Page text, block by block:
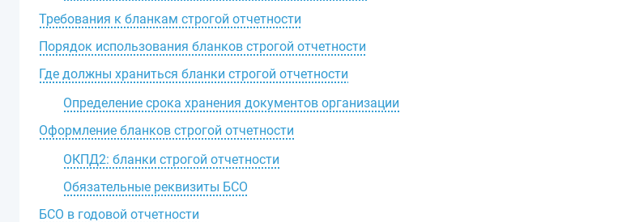
Требования к бланкам строгой отчетности
Порядок использования бланков строгой отчетности
Где должны храниться бланки строгой отчетности
Определение срока хранения документов организации
Оформление бланков строгой отчетности
ОКПД2: бланки строгой отчетности
Обязательные реквизиты БСО
БСО в годовой отчетности